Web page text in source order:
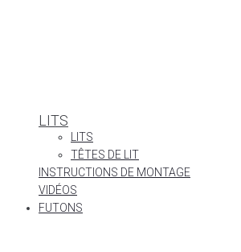
LITS
LITS
TÊTES DE LIT
INSTRUCTIONS DE MONTAGE
VIDÉOS
FUTONS